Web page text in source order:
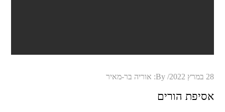
Posted
28 במרץ 2022 By: אוריה בר-מאיר
אסיפת הורים